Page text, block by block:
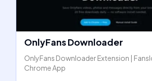
OnlyFans Downloader
OnlyFans Downloader Extension |
Chrome App